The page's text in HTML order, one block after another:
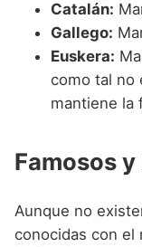
Catalán:
Gallego:
Euskera:
como tal no
mantiene la
Famosos
Aunque no
conocidas con el